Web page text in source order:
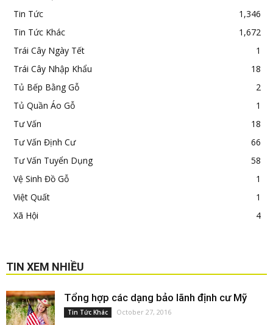
Tin Tức
1,346
Tin Tức Khác
1,672
Trái Cây Ngày Tết
1
Trái Cây Nhập Khẩu
18
Tủ Bếp Bằng Gỗ
2
Tủ Quần Áo Gỗ
1
Tư Vấn
18
Tư Vấn Định Cư
66
Tư Vấn Tuyển Dụng
58
Vệ Sinh Đồ Gỗ
1
Việt Quất
1
Xã Hội
4
TIN XEM NHIỀU
Tổng hợp các dạng bảo lãnh định cư Mỹ
Tin Tức Khác October 27, 2016